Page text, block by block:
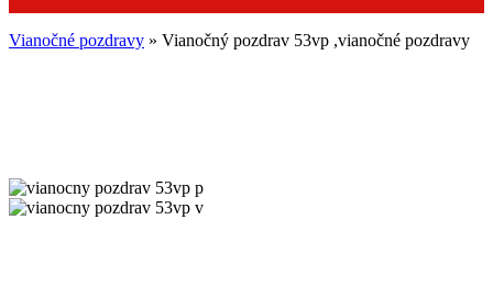
Vianočné pozdravy » Vianočný pozdrav 53vp ,vianočné pozdravy
vianocny